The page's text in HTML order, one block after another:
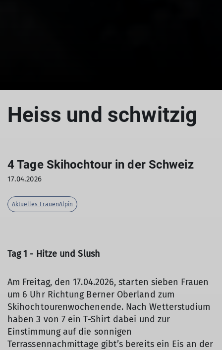
Heiss und schwitzig
4 Tage Skihochtour in der Schweiz
17.04.2026
Aktuelles FrauenAlpin
Tag 1 - Hitze und Slush
Am Freitag, den 17.04.2026, starten sieben Frauen
um 6 Uhr Richtung Berner Oberland zum
Skihochtourenwochenende. Nach Wetterstudium
haben 3 von 7 ein T-Shirt dabei und zur
Einstimmung auf die sonnigen
Terrassennachmittage gibt’s bereits ein Eis an der